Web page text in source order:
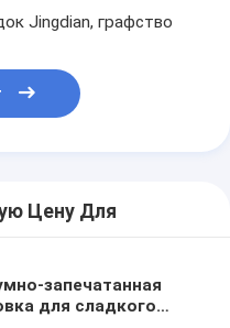
Jingdian, графство
Цену Для
запечатанная
для сладкого